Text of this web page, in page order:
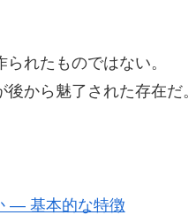
れたものではない。
から魅了された存在だ。
― 基本的な特徴